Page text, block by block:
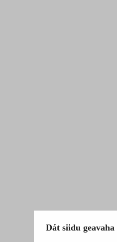
Dát siidu